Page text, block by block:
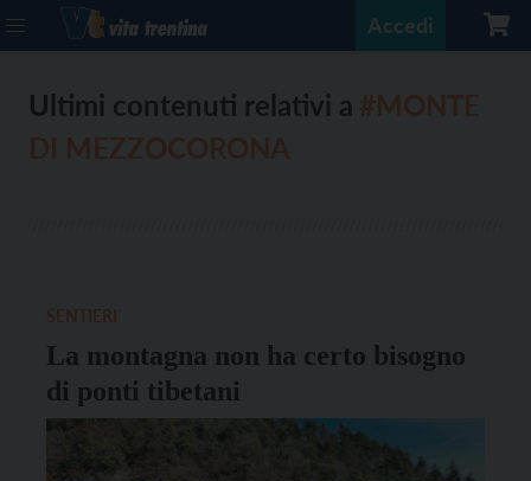
Accedi
Ultimi contenuti relativi a
La montagna non ha certo bisogno
di ponti tibetani